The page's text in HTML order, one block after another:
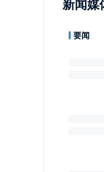
新闻媒
要闻